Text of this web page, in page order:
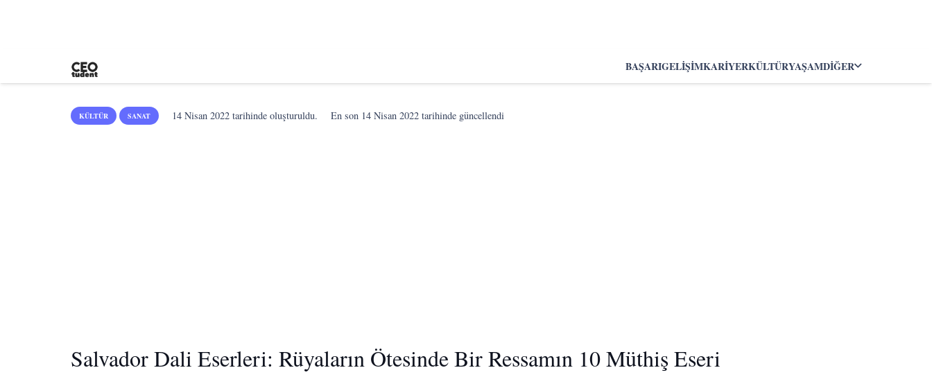
BAŞARIGELIŞIMKARIYERKÜLTÜRYAŞAMDIĞER
KÜLTÜR SANAT 14 Nisan 2022 tarihinde oluşturuldu. En son 14 Nisan 2022 tarihinde güncellendi
Salvador Dali Eserleri: Rüyaların Ötesinde Bir Ressamın 10 Müthiş Eseri